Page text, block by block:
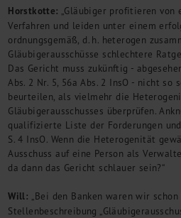
Horstkotte:
„Gläubiger profitieren von
Verfahren und leiden unter einem
ordnungsgemäß, d. h. heterogen
Gläubigerausschüsse schlechtere
Das Gericht muss zukünftig -
Abs. 2 Nr. 5, 56a Abs. 2 InsO - nicht so
beurteilen, als vielmehr die
Gläubigerausschusses überprüfen.
qualifizierte Liste der Forderungen
S. 4 InsO. Wenn die Heterogenität
Ausschuss auf eine Person als
da dann das Gericht schlauer sein?“
Will: „Bei den Banken waren wir
Stellenbeschreibung